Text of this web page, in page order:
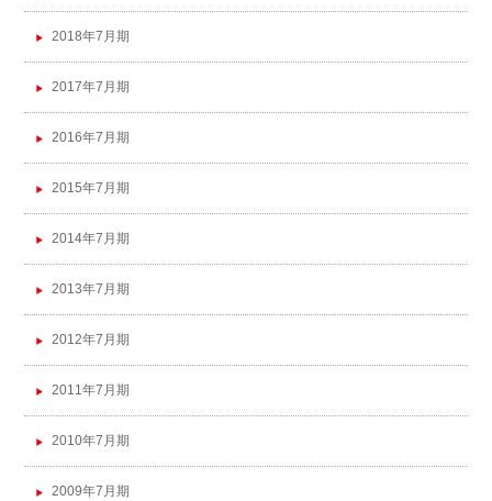
2018年7月期
2017年7月期
2016年7月期
2015年7月期
2014年7月期
2013年7月期
2012年7月期
2011年7月期
2010年7月期
2009年7月期